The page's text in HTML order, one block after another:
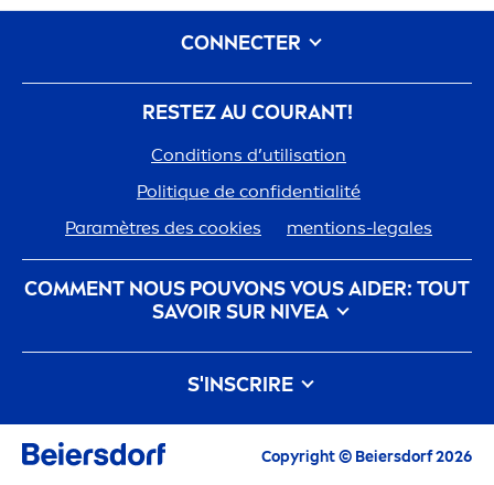
RESTEZ AU COURANT!
Conditions d’utilisation
Politique de confidentialité
Paramètres des cookies
mentions-legales
COMMENT NOUS POUVONS VOUS AIDER: TOUT
SAVOIR SUR NIVEA
nivea-histoire
Carrières chez Beiersdorf
Notre philosophie
Contactez-nous
S'INSCRIRE
Tous les Highlights actuels, conseils de soin,
CONNECTER
Copyright © Beiersdorf 2026